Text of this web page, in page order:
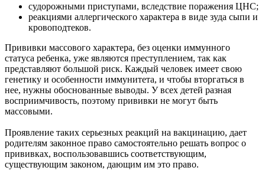
судорожными приступами, вследствие поражения ЦНС;
реакциями аллергического характера в виде зуда сыпи и
кровоподтеков.
Прививки массового характера, без оценки иммунного
статуса ребенка, уже являются преступлением, так как
представляют большой риск. Каждый человек имеет свою
генетику и особенности иммунитета, и чтобы вторгаться в
нее, нужны обоснованные выводы. У всех детей разная
восприимчивость, поэтому прививки не могут быть
массовыми.
Проявление таких серьезных реакций на вакцинацию, дает
родителям законное право самостоятельно решать вопрос о
прививках, воспользовавшись соответствующим,
существующим законом, дающим им это право.